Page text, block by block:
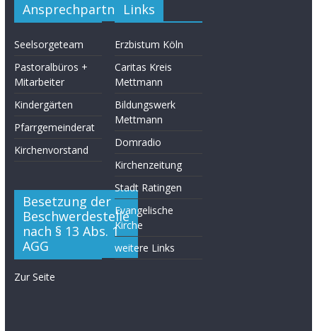
Ansprechpartner
Seelsorgeteam
Pastoralbüros +
Mitarbeiter
Kindergärten
Pfarrgemeinderat
Kirchenvorstand
Besetzung der
Beschwerdestelle
nach § 13 Abs. 1
AGG
Zur Seite
Links
Erzbistum Köln
Caritas Kreis
Mettmann
Bildungswerk
Mettmann
Domradio
Kirchenzeitung
Stadt Ratingen
Evangelische
Kirche
weitere Links